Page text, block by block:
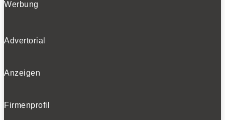
Werbung
Advertorial
Anzeigen
Firmenprofil